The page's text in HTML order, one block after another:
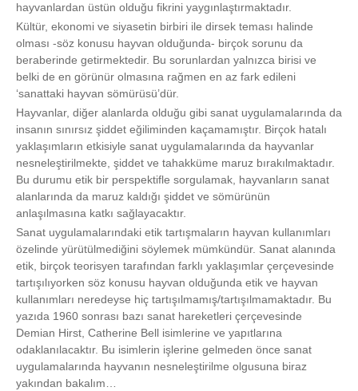
hayvanlardan üstün olduğu fikrini yaygınlaştırmaktadır.
Kültür, ekonomi ve siyasetin birbiri ile dirsek teması halinde
olması -söz konusu hayvan olduğunda- birçok sorunu da
beraberinde getirmektedir. Bu sorunlardan yalnızca birisi ve
belki de en görünür olmasına rağmen en az fark edileni
‘sanattaki hayvan sömürüsü’dür.
Hayvanlar, diğer alanlarda olduğu gibi sanat uygulamalarında da
insanın sınırsız şiddet eğiliminden kaçamamıştır. Birçok hatalı
yaklaşımların etkisiyle sanat uygulamalarında da hayvanlar
nesneleştirilmekte, şiddet ve tahakküme maruz bırakılmaktadır.
Bu durumu etik bir perspektifle sorgulamak, hayvanların sanat
alanlarında da maruz kaldığı şiddet ve sömürünün
anlaşılmasına katkı sağlayacaktır.
Sanat uygulamalarındaki etik tartışmaların hayvan kullanımları
özelinde yürütülmediğini söylemek mümkündür. Sanat alanında
etik, birçok teorisyen tarafından farklı yaklaşımlar çerçevesinde
tartışılıyorken söz konusu hayvan olduğunda etik ve hayvan
kullanımları neredeyse hiç tartışılmamış/tartışılmamaktadır. Bu
yazıda 1960 sonrası bazı sanat hareketleri çerçevesinde
Demian Hirst, Catherine Bell isimlerine ve yapıtlarına
odaklanılacaktır. Bu isimlerin işlerine gelmeden önce sanat
uygulamalarında hayvanın nesneleştirilme olgusuna biraz
yakından bakalım…